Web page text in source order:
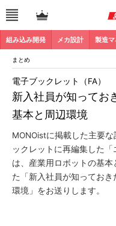
組み込み開発 メカ設計 製造マ
まとめ
新入社員が知ってお
基本と周辺環境
電子ブックレット（FA）
MONOistに掲載した主要
ックレットに再編集した
は、産業用ロボットの基
た「新入社員が知ってお
環境」をお送りします。